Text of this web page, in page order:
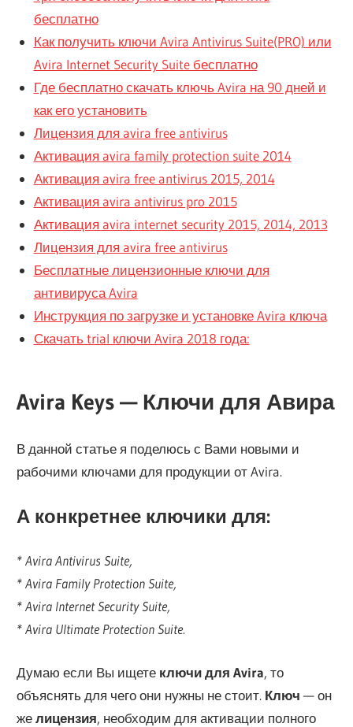
бесплатно
Как получить ключи Avira Antivirus Suite(PRO) или
Avira Internet Security Suite бесплатно
Где бесплатно скачать ключь Avira на 90 дней и
как его установить
Лицензия для avira free antivirus
Активация avira family protection suite 2014
Активация avira free antivirus 2015, 2014
Активация avira antivirus pro 2015
Активация avira internet security 2015, 2014, 2013
Лицензия для avira free antivirus
Бесплатные лицензионные ключи для
антивируса Avira
Инструкция по загрузке и установке Avira ключа
Скачать trial ключи Avira 2018 года:
Avira Keys — Ключи для Авира
В данной статье я поделюсь с Вами новыми и
рабочими ключами для продукции от Avira.
А конкретнее ключики для:
* Avira Antivirus Suite,
* Avira Family Protection Suite,
* Avira Internet Security Suite,
* Avira Ultimate Protection Suite.
Думаю если Вы ищете ключи для Avira, то
объяснять для чего они нужны не стоит. Ключ — он
желицензия, необходим для активации полного